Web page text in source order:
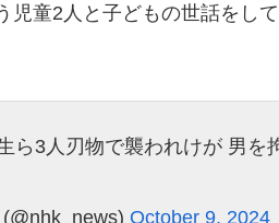
児童2人と子どもの世話をし
ら3人刃物で襲われけが 男を
October 9, 2024